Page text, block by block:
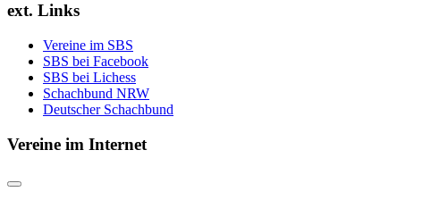
ext. Links
Vereine im SBS
SBS bei Facebook
SBS bei Lichess
Schachbund NRW
Deutscher Schachbund
Vereine im Internet